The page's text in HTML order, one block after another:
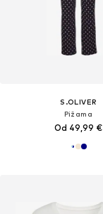
S.OLIVER
Pižama
Od 49,99 €